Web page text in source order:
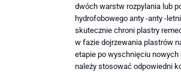
dwóch warstw rozpylania lub
hydrofobowego anty -anty -
skutecznie chroni plastry
w fazie dojrzewania plastrów
etapie po wyschnięciu
należy stosować odpowiedni